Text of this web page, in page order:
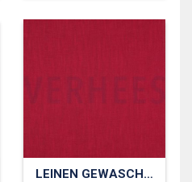
LEINEN GEWASCHEN 230 GM2